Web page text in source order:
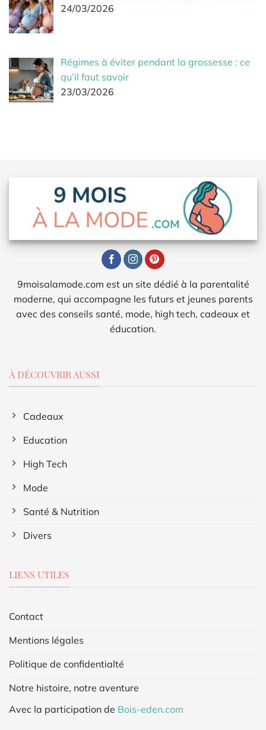
24/03/2026
Régimes à éviter pendant la grossesse : ce
qu’il faut savoir
23/03/2026
9moisalamode.com est un site dédié à la parentalité
moderne, qui accompagne les futurs et jeunes parents
avec des conseils santé, mode, high tech, cadeaux et
éducation.
À DÉCOUVRIR AUSSI
Cadeaux
Education
High Tech
Mode
Santé & Nutrition
Divers
LIENS UTILES
Contact
Mentions légales
Politique de confidentialté
Notre histoire, notre aventure
Avec la participation de Bois-eden.com